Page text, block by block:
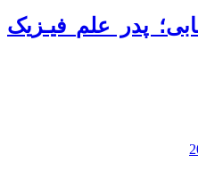
پدر علم فیـزیک